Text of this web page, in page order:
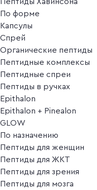
По форме
Капсулы
Спрей
Органические пептиды
Пептидные комплексы
Пептидные спреи
Пептиды в ручках
Epithalon
Epithalon + Pinealon
GLOW
По назначению
Пептиды для женщин
Пептиды для ЖКТ
Пептиды для зрения
Пептиды для мозга